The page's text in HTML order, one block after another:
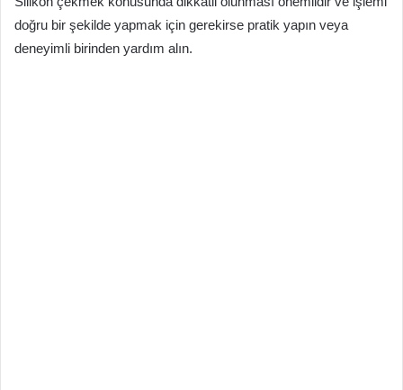
doğru bir şekilde yapmak için gerekirse pratik yapın veya
deneyimli birinden yardım alın.